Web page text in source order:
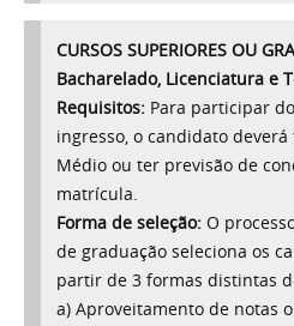
CURSOS SUPERIORES OU
Bacharelado, Licenciatura e
Requisitos: Para participar
ingresso, o candidato
Médio ou ter previsão de
matrícula.
Forma de seleção:O
de graduação seleciona os
partir de 3 formas distintas
a) Aproveitamento de notas